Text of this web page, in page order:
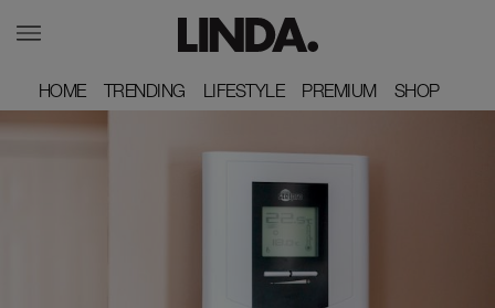
HOME
HOME TRENDING
TRENDING LIFESTYLE
LIFESTYLE PREMIUM
PREMIUM SHOP
SHOP